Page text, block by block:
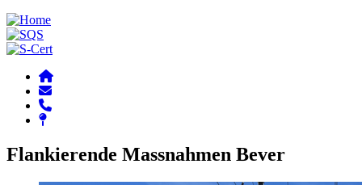
Flankierende Massnahmen Bever